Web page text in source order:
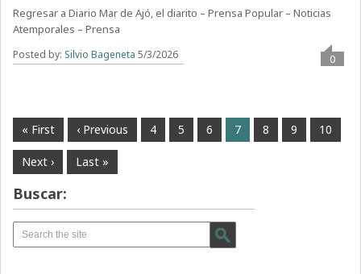
Regresar a Diario Mar de Ajó, el diarito – Prensa Popular – Noticias
Atemporales – Prensa
Posted by: Silvio Bageneta 5/3/2026 0
« First ‹ Previous 4 5 6 7 8 9 10
Next › Last »
Buscar: